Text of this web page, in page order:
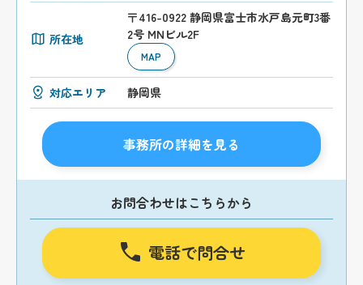
所在地
〒416-0922 静岡県富士市水戸島元町3番
2号 MNビル2F
MAP
対応エリア 静岡県
事務所の詳細を見る
お問合わせはこちらから
電話で問合せ